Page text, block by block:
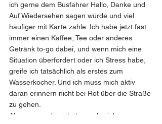
ich gerne dem Busfahrer Hallo, Danke und
Auf Wiedersehen sagen würde und viel
häufiger mit Karte zahle. Ich habe jetzt fast
immer einen Kaffee, Tee oder anderes
Getränk to-go dabei, und wenn mich eine
Situation überfordert oder ich Stress habe,
greife ich tatsächlich als erstes zum
Wasserkocher. Und ich muss mich aktiv
daran erinnern nicht bei Rot über die Straße
zu gehen.
Aber genau das ist etwas, das ich